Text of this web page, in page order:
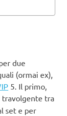
due
(ormai ex),
5. Il primo,
travolgente tra
set e per